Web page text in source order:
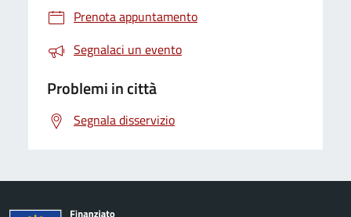
Prenota appuntamento
Segnalaci un evento
Problemi in città
Segnala disservizio